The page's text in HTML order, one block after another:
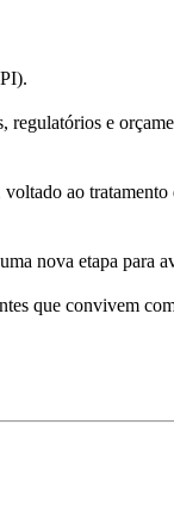
e
ao
nova etapa para
que convivem